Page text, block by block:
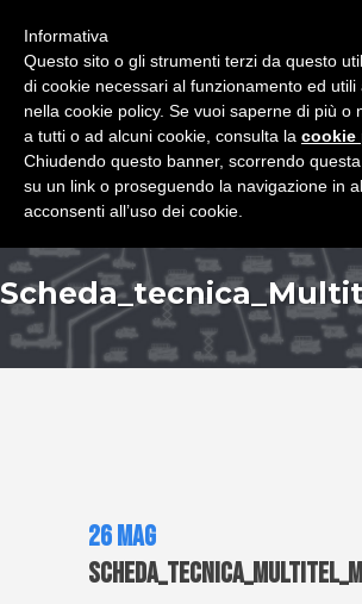
26 Mag
Informativa
Questo sito o gli strumenti terzi da questo
di cookie necessari al funzionamento ed
nella cookie policy. Se vuoi saperne di più o
a tutti o ad alcuni cookie, consulta la cookie
Chiudendo questo banner, scorrendo
su un link o proseguendo la navigazione in
acconsenti all’uso dei cookie.